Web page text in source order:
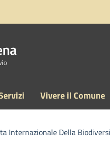
Vivere il Comune
Internazionale Della